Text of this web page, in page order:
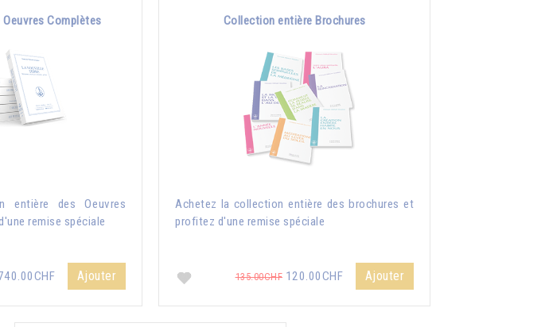
Complètes
entière des Oeuvres
remise spéciale
Ajouter
Collection entière Brochures
Achetez la collection entière des brochures et
profitez d'une remise spéciale
135.00CHF 120.00CHF Ajouter